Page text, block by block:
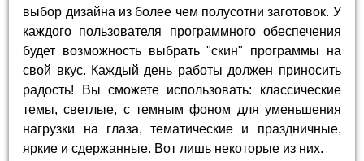
выбор дизайна из более чем полусотни заготовок. У
каждого пользователя программного обеспечения
будет возможность выбрать "скин" программы на
свой вкус. Каждый день работы должен приносить
радость! Вы сможете использовать: классические
темы, светлые, с темным фоном для уменьшения
нагрузки на глаза, тематические и праздничные,
яркие и сдержанные. Вот лишь некоторые из них.